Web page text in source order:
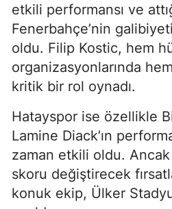
etkili performansı ve
Fenerbahçe’nin
oldu. Filip Kostic, hem
organizasyonlarında
kritik bir rol oynadı.
Hatayspor ise özellikle
Lamine Diack’ın
zaman etkili oldu.
skoru değiştirecek
konuk ekip, Ülker